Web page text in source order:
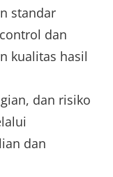
standar
dan
kualitas hasil
dan risiko
dan